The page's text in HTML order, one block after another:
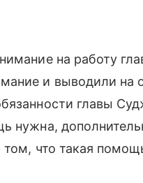
на работу
и выводили на
главы
нужна,
что такая